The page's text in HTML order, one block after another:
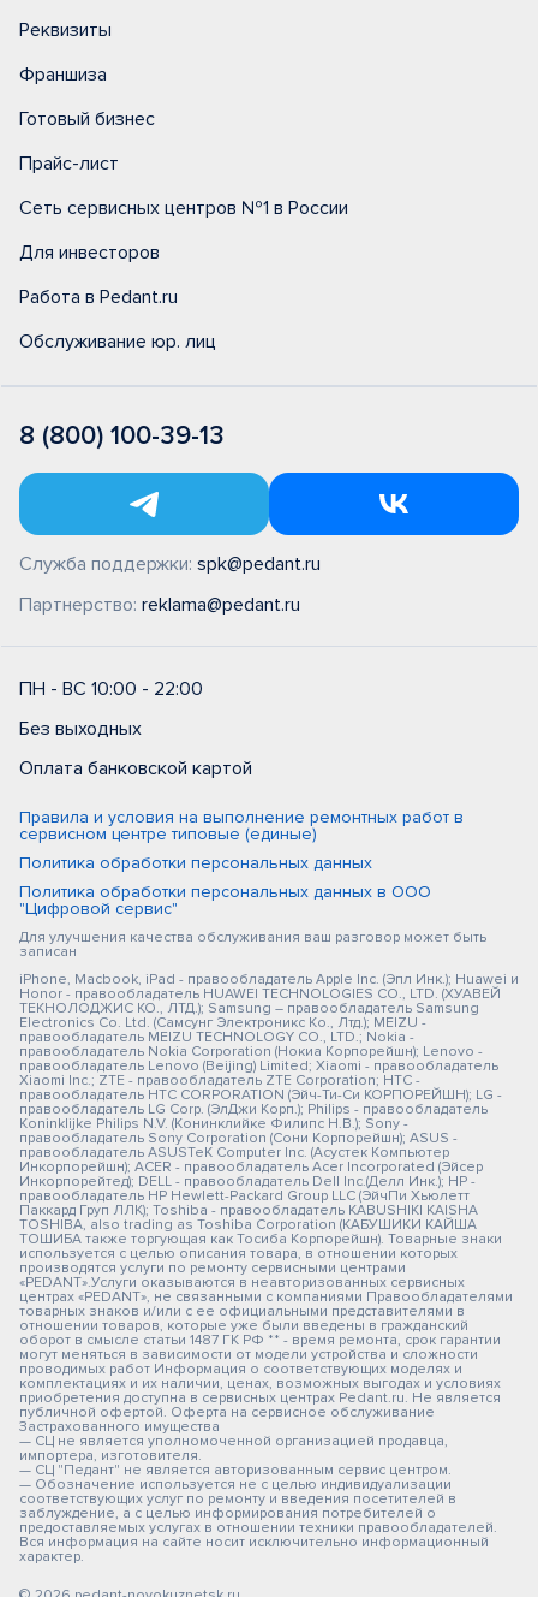
Реквизиты
Франшиза
Готовый бизнес
Прайс-лист
Сеть сервисных центров №1 в России
Для инвесторов
Работа в Pedant.ru
Обслуживание юр. лиц
8 (800) 100-39-13
Служба поддержки: spk@pedant.ru
Партнерство: reklama@pedant.ru
ПН - ВС 10:00 - 22:00
Без выходных
Оплата банковской картой
Правила и условия на выполнение ремонтных работ в
сервисном центре типовые (единые)
Политика обработки персональных данных
Политика обработки персональных данных в ООО
"Цифровой сервис"
Для улучшения качества обслуживания ваш разговор может быть
записан
iPhone, Macbook, iPad - правообладатель Apple Inc. (Эпл Инк.); Huawei и
Honor - правообладатель HUAWEI TECHNOLOGIES CO., LTD. (ХУАВЕЙ
ТЕКНОЛОДЖИС КО., ЛТД.); Samsung – правообладатель Samsung
Electronics Co. Ltd. (Самсунг Электроникс Ко., Лтд.); MEIZU -
правообладатель MEIZU TECHNOLOGY CO., LTD.; Nokia -
правообладатель Nokia Corporation (Нокиа Корпорейшн); Lenovo -
правообладатель Lenovo (Beijing) Limited; Xiaomi - правообладатель
Xiaomi Inc.; ZTE - правообладатель ZTE Corporation; HTC -
правообладатель HTC CORPORATION (Эйч-Ти-Си КОРПОРЕЙШН); LG -
правообладатель LG Corp. (ЭлДжи Корп.); Philips - правообладатель
Koninklijke Philips N.V. (Конинклийке Филипс Н.В.); Sony -
правообладатель Sony Corporation (Сони Корпорейшн); ASUS -
правообладатель ASUSTeK Computer Inc. (Асустек Компьютер
Инкорпорейшн); ACER - правообладатель Acer Incorporated (Эйсер
Инкорпорейтед); DELL - правообладатель Dell Inc.(Делл Инк.); HP -
правообладатель HP Hewlett-Packard Group LLC (ЭйчПи Хьюлетт
Паккард Груп ЛЛК); Toshiba - правообладатель KABUSHIKI KAISHA
TOSHIBA, also trading as Toshiba Corporation (КАБУШИКИ КАЙША
ТОШИБА также торгующая как Тосиба Корпорейшн). Товарные знаки
используется с целью описания товара, в отношении которых
производятся услуги по ремонту сервисными центрами
«PEDANT».Услуги оказываются в неавторизованных сервисных
центрах «PEDANT», не связанными с компаниями Правообладателями
товарных знаков и/или с ее официальными представителями в
отношении товаров, которые уже были введены в гражданский
оборот в смысле статьи 1487 ГК РФ ** - время ремонта, срок гарантии
могут меняться в зависимости от модели устройства и сложности
проводимых работ Информация о соответствующих моделях и
комплектациях и их наличии, ценах, возможных выгодах и условиях
приобретения доступна в сервисных центрах Pedant.ru. Не является
публичной офертой. Оферта на сервисное обслуживание
Застрахованного имущества
— СЦ не является уполномоченной организацией продавца,
импортера, изготовителя.
— СЦ "Педант" не является авторизованным сервис центром.
— Обозначение используется не с целью индивидуализации
соответствующих услуг по ремонту и введения посетителей в
заблуждение, а с целью информирования потребителей о
предоставляемых услугах в отношении техники правообладателей.
Вся информация на сайте носит исключительно информационный
характер.